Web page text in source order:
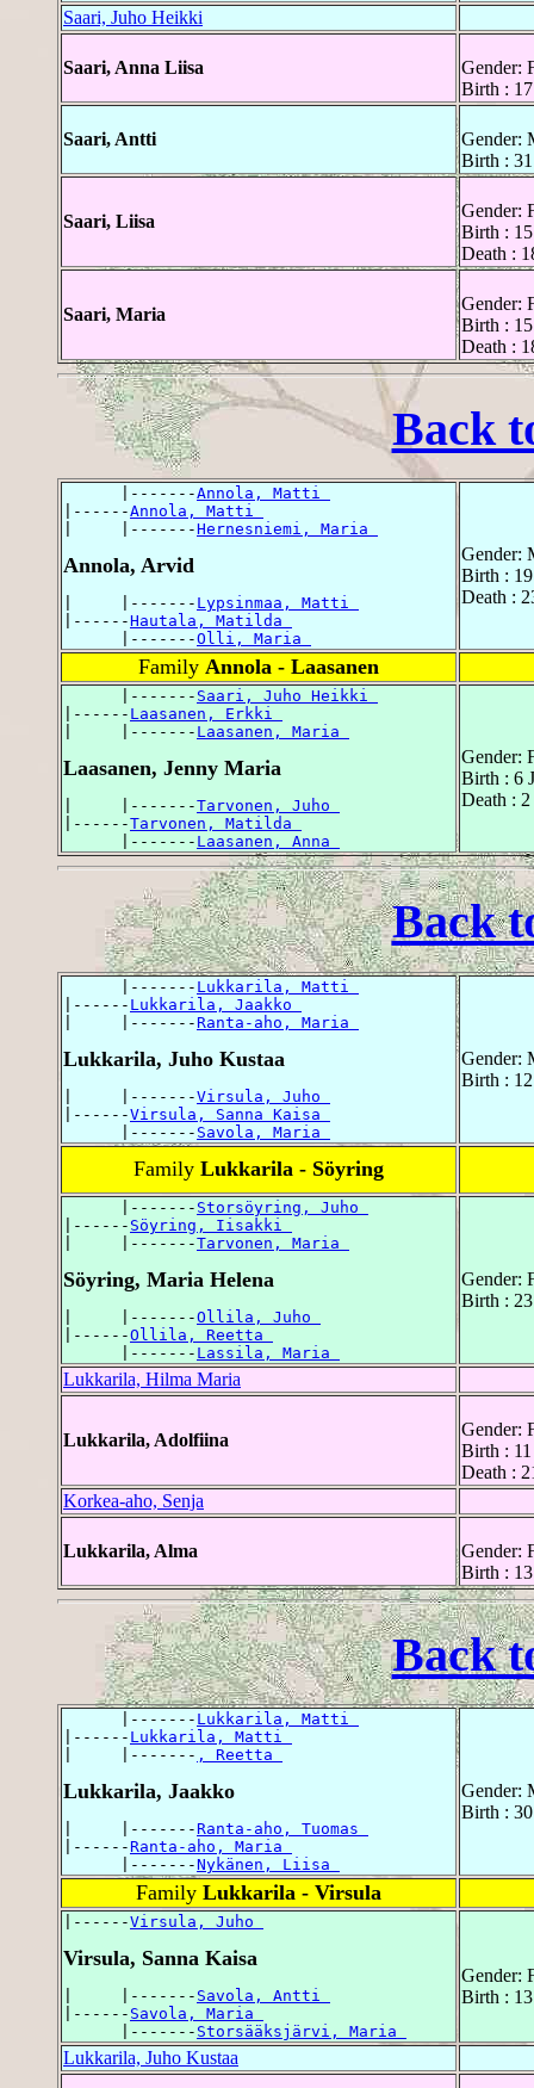
Saari, Juho Heikki
Saari, Anna Liisa
Gender:
Birth :
Saari, Antti
Gender:
Birth :
Saari, Liisa
Gender:
Birth :
Death :
Saari, Maria
Gender:
Birth :
Death :
Back
      |-------
Annola, Matti
|------Annola, Matti
|     |-------Hernesniemi, Maria
Annola, Arvid
|     |------- Lypsinmaa, Matti
|------Hautala, Matilda
      |-------
Olli, Maria
Gender:
Birth :
Death :
Family Annola - Laasanen
      |-------
Saari, Juho Heikki
|------ Laasanen, Erkki
|     |------- Laasanen, Maria
Laasanen, Jenny Maria
|     |-------Tarvonen, Juho
|------Tarvonen, Matilda
      |-------
Laasanen, Anna
Gender:
Birth : 6
Death :
Back
      |-------
Lukkarila, Matti
|------ Lukkarila, Jaakko
|     |-------Ranta-aho, Maria
Lukkarila, Juho Kustaa
|     |-------Virsula, Juho
|------Virsula, Sanna Kaisa
      |-------
Savola, Maria
Gender:
Birth :
Family Lukkarila - Söyring
      |-------
Storsöyring, Juho
|------ Söyring, Iisakki
|     |-------Tarvonen, Maria
Söyring, Maria Helena
|     |-------Ollila, Juho
|------Ollila, Reetta
      |-------
Lassila, Maria
Gender:
Birth :
Lukkarila, Hilma Maria
Lukkarila, Adolfiina
Gender:
Birth :
Death :
Korkea-aho, Senja
Lukkarila, Alma
Gender:
Birth :
Back
      |-------
Lukkarila, Matti
|------ Lukkarila, Matti
|     |------- , Reetta
Lukkarila, Jaakko
|     |-------Ranta-aho, Tuomas
|------Ranta-aho, Maria
      |-------
Nykänen, Liisa
Gender:
Birth :
Family Lukkarila - Virsula
|------Virsula, Juho
Virsula, Sanna Kaisa
|     |------- Savola, Antti
|------ Savola, Maria
      |-------
Storsääksjärvi, Maria
Gender:
Birth :
Lukkarila, Juho Kustaa